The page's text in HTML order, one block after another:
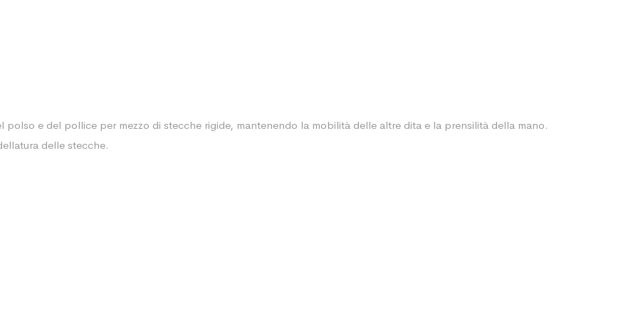
polso e del pollice per mezzo di stecche rigide, mantenendo la mobilità delle altre dita e la prensilità della mano.
delle stecche.